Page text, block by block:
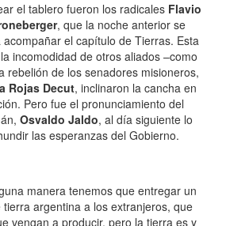
el tablero fueron los radicales Flavio
, que la noche anterior se
el capítulo de Tierras. Esta
incomodidad de otros aliados –como
rebelión de los senadores misioneros,
Rojas Decut, inclinaron la cancha en
Pero fue el pronunciamiento del
Osvaldo Jaldo, al día siguiente lo
las esperanzas del Gobierno.
manera tenemos que entregar un
argentina a los extranjeros, que
vengan a producir, pero la tierra es y